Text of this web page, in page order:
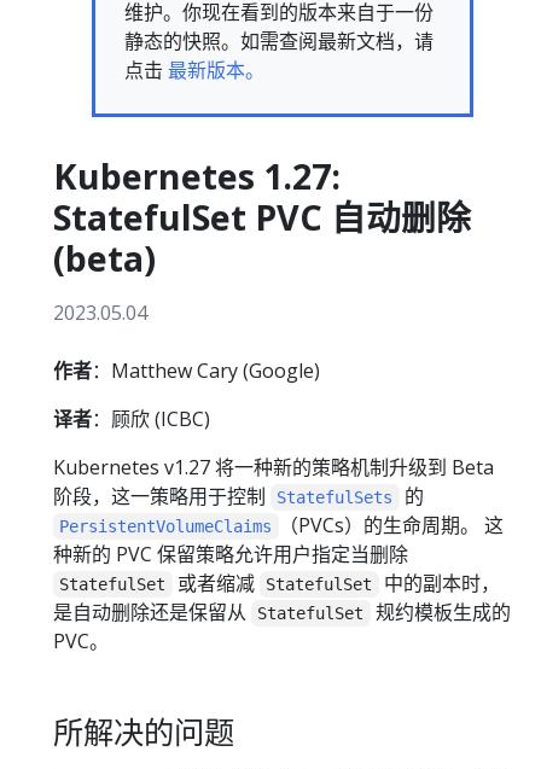
维护。你现在看到的版本来自于一份
静态的快照。如需查阅最新文档，请
点击 最新版本。
Kubernetes 1.27:
StatefulSet PVC 自动删除
(beta)
2023.05.04
作者：Matthew Cary (Google)
译者：顾欣 (ICBC)
Kubernetes v1.27 将一种新的策略机制升级到 Beta
阶段，这一策略用于控制
StatefulSets 的
PersistentVolumeClaims
（PVCs）的生命周期。 这
种新的 PVC 保留策略允许用户指定当删除
StatefulSet 或者缩减 StatefulSet
中的副本时，
是自动删除还是保留从
StatefulSet
规约模板生成的
PVC。
所解决的问题